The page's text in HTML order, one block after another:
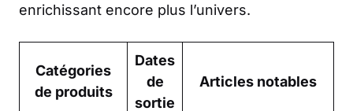
enrichissant encore plus l’univers.
Catégories
de produits
Dates
de
sortie
Articles notables